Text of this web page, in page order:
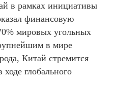
в рамках инициативы
финансовую
мировых угольных
в мире
Китай стремится
глобального